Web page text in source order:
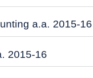
a.a. 2015-16
2015-16